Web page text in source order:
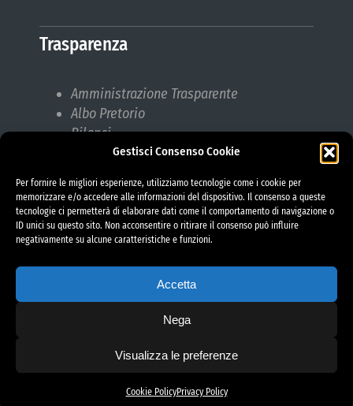
Gestisci Consenso Cookie
Per fornire le migliori esperienze, utilizziamo tecnologie come i cookie per
memorizzare e/o accedere alle informazioni del dispositivo. Il consenso a queste
tecnologie ci permetterà di elaborare dati come il comportamento di navigazione o
ID unici su questo sito. Non acconsentire o ritirare il consenso può influire
negativamente su alcune caratteristiche e funzioni.
Accetta
Nega
Visualizza le preferenze
Cookie PolicyPrivacy Policy
Trasparenza
Amministrazione Trasparente
Albo Pretorio
Bilanci
Bandi di gara
Responsabile protezione dati (RPD)
project by fantanet